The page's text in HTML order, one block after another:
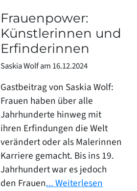
Frauenpower:
Künstlerinnen und
Erfinderinnen
Saskia Wolf am 16.12.2024
Gastbeitrag von Saskia Wolf:
Frauen haben über alle
Jahrhunderte hinweg mit
ihren Erfindungen die Welt
verändert oder als Malerinnen
Karriere gemacht. Bis ins 19.
Jahrhundert war es jedoch
den Frauen... Weiterlesen